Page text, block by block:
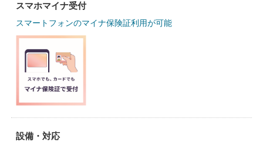
スマホマイナ受付
スマートフォンのマイナ保険証利用が可能
設備・対応